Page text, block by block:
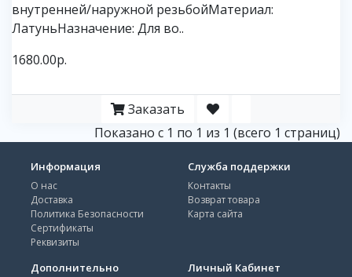
внутренней/наружной резьбойМатериал:
ЛатуньНазначение: Для во..
1680.00р.
Заказать
Показано с 1 по 1 из 1 (всего 1 страниц)
Информация
О нас
Доставка
Политика Безопасности
Сертификаты
Реквизиты
Служба поддержки
Контакты
Возврат товара
Карта сайта
Дополнительно Личный Кабинет